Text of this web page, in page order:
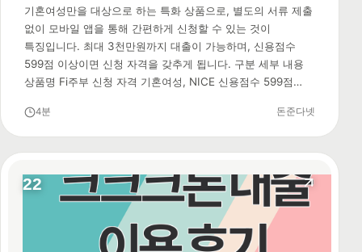
기혼여성만을 대상으로 하는 특화 상품으로, 별도의 서류 제출
없이 모바일 앱을 통해 간편하게 신청할 수 있는 것이
특징입니다. 최대 3천만원까지 대출이 가능하며, 신용점수
599점 이상이면 신청 자격을 갖추게 됩니다. 구분 세부 내용
상품명 Fi주부 신청 자격 기혼여성, NICE 신용점수 599점…
4분 돈준다넷
22